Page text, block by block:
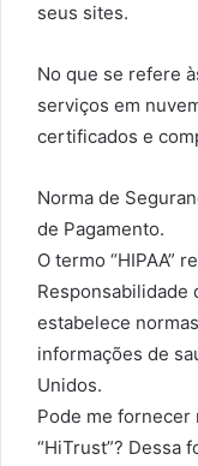
seus sites.
No que se refere
serviços em
certificados e
Norma de
de Pagamento.
O termo “HIPAA”
Responsabilidade
estabelece
informações de
Unidos.
Pode me fornecer
“HiTrust”? Dessa